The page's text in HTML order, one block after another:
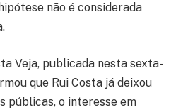
não é considerada
Veja, publicada nesta sexta-
que Rui Costa já deixou
públicas, o interesse em